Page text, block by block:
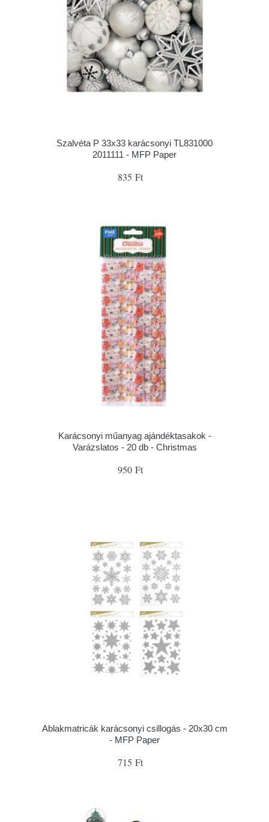
Szalvéta P 33x33 karácsonyi TL831000
2011111 - MFP Paper
835 Ft
Karácsonyi műanyag ajándéktasakok -
Varázslatos - 20 db - Christmas
950 Ft
Ablakmatricák karácsonyi csillogás - 20x30 cm
- MFP Paper
715 Ft